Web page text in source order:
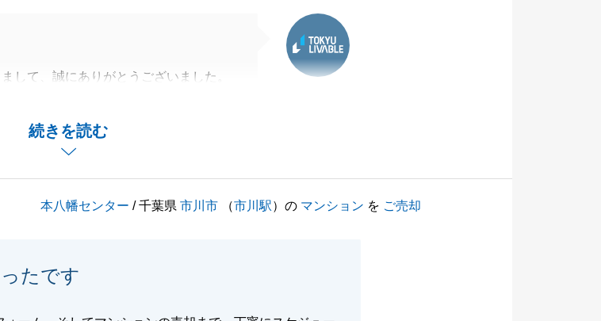
続きを読む
して、誠にありがとうございました。
生の大きな節目であり、不安や疑問も
後も不動産に関することでお困り事や
なサポートを心がけてまいります。
き本当にありがとうございました。
本八幡センター / 千葉県市川市 （市川駅）の マンション を ご売却
たです